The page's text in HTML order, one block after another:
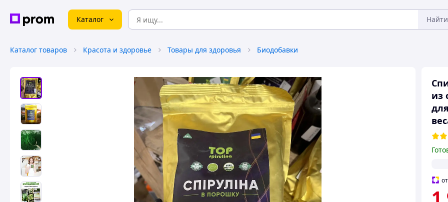
Каталог Найти
Каталог товаров Красота и здоровье Товары для здоровья Биодобавки
из
от